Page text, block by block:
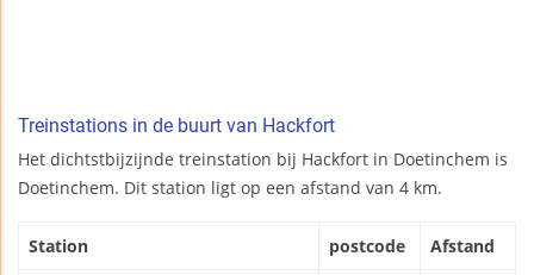
Treinstations in de buurt van Hackfort
Het dichtstbijzijnde treinstation bij Hackfort in Doetinchem is
Doetinchem. Dit station ligt op een afstand van 4 km.
Station postcode Afstand